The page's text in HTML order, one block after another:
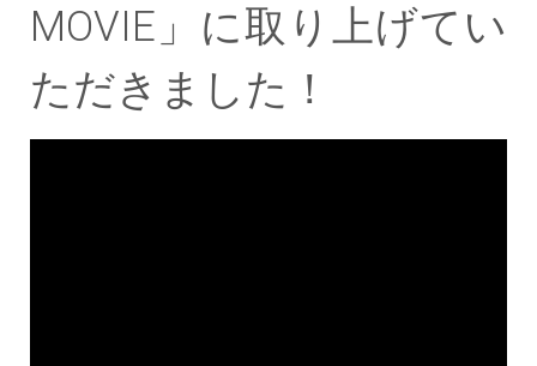
MOVIE」に取り上げてい
ただきました！